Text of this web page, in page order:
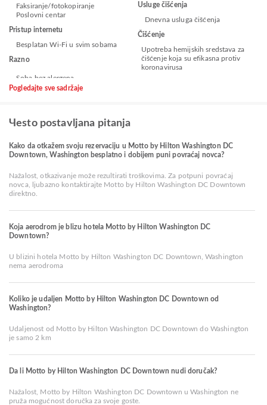
Faksiranje/fotokopiranje
Poslovni centar
Pristup internetu
Besplatan Wi-Fi u svim sobama
Razno
Usluge čišćenja
Dnevna usluga čišćenja
Čišćenje
Upotreba hemijskih sredstava za
čišćenje koja su efikasna protiv
koronavirusa
Pogledajte sve sadržaje
Чesto postavljana pitanja
Kako da otkažem svoju rezervaciju u Motto by Hilton Washington DC
Downtown, Washington besplatno i dobijem puni povraćaj novca?
Nažalost, otkazivanje može rezultirati troškovima. Za potpuni povraćaj
novca, ljubazno kontaktirajte Motto by Hilton Washington DC Downtown
direktno.
Koja aerodrom je blizu hotela Motto by Hilton Washington DC
Downtown?
U blizini hotela Motto by Hilton Washington DC Downtown, Washington
nema aerodroma
Koliko je udaljen Motto by Hilton Washington DC Downtown od
Washington?
Udaljenost od Motto by Hilton Washington DC Downtown do Washington
je samo 2 km
Da li Motto by Hilton Washington DC Downtown nudi doručak?
Nažalost, Motto by Hilton Washington DC Downtown u Washington ne
pruža mogućnost doručka za svoje goste.